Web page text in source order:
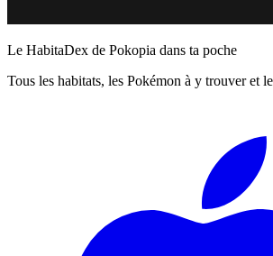
Le HabitaDex de Pokopia dans ta poche
Tous les habitats, les Pokémon à y trouver et